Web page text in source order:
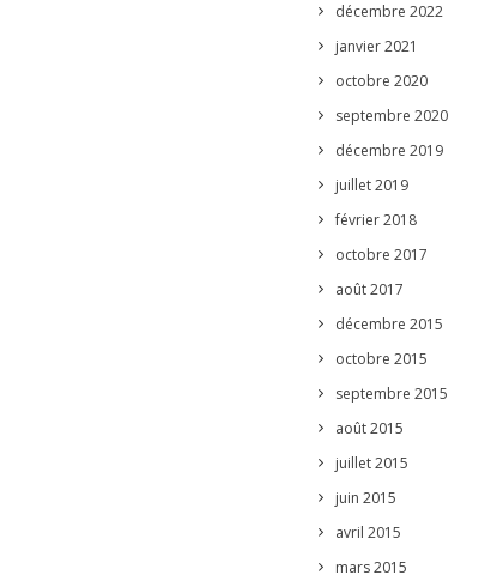
décembre 2022
janvier 2021
octobre 2020
septembre 2020
décembre 2019
juillet 2019
février 2018
octobre 2017
août 2017
décembre 2015
octobre 2015
septembre 2015
août 2015
juillet 2015
juin 2015
avril 2015
mars 2015